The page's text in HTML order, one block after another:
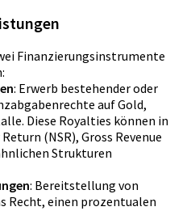
Finanzierungsinstrumente
: Erwerb bestehender oder
auf Gold,
Diese Royalties können in
(NSR), Gross Revenue
Strukturen
: Bereitstellung von
Recht, einen prozentualen